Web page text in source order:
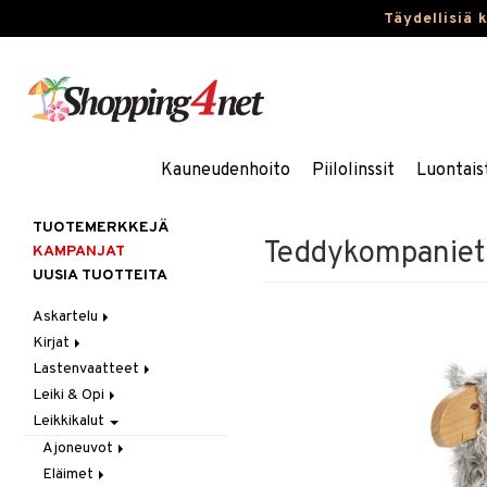
Täydellisiä
Kauneudenhoito Piilolinssit
TUOTEMERKKEJÄ
KAMPANJAT
UUSIA TUOTTEITA
Askartelu
Askartelumateriaalit
Askartelusetti
Helmet
Koulutarvikkeet
Muovailuvaha
Piirrä ja maalaa
Kirjat
Askartelukirjat
Maalauskirjat
Päiväkirjat
Lastenvaatteet
Alaosat
Leggingsit
Alusvaatteet & Sukat
Kengät
Mekot
Leiki & Opi
Opetuslelut
Oppimispelit
Soittimet
Leikkikalut
Ajoneuvot
Autoradat
Eläimet